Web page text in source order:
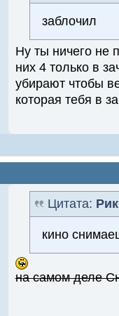
заблочил
Ну ты ничего не
них 4 только в
убирают чтобы
которая тебя в
Цитата:
кино
на самом деле